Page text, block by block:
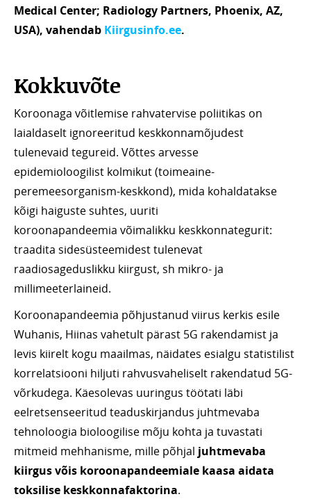
Medical Center; Radiology Partners, Phoenix, AZ,
USA), vahendab Kiirgusinfo.ee.
Kokkuvõte
Koroonaga võitlemise rahvatervise poliitikas on
laialdaselt ignoreeritud keskkonnamõjudest
tulenevaid tegureid. Võttes arvesse
epidemioloogilist kolmikut (toimeaine-
peremeesorganism-keskkond), mida kohaldatakse
kõigi haiguste suhtes, uuriti
koroonapandeemia võimalikku keskkonnategurit:
traadita sidesüsteemidest tulenevat
raadiosageduslikku kiirgust, sh mikro- ja
millimeeterlaineid.
Koroonapandeemia põhjustanud viirus kerkis esile
Wuhanis, Hiinas vahetult pärast 5G rakendamist ja
levis kiirelt kogu maailmas, näidates esialgu statistilist
korrelatsiooni hiljuti rahvusvaheliselt rakendatud 5G-
võrkudega. Käesolevas uuringus töötati läbi
eelretsenseeritud teaduskirjandus juhtmevaba
tehnoloogia bioloogilise mõju kohta ja tuvastati
mitmeid mehhanisme, mille põhjal juhtmevaba
kiirgus võis koroonapandeemiale kaasa aidata
toksilise keskkonnafaktorina.